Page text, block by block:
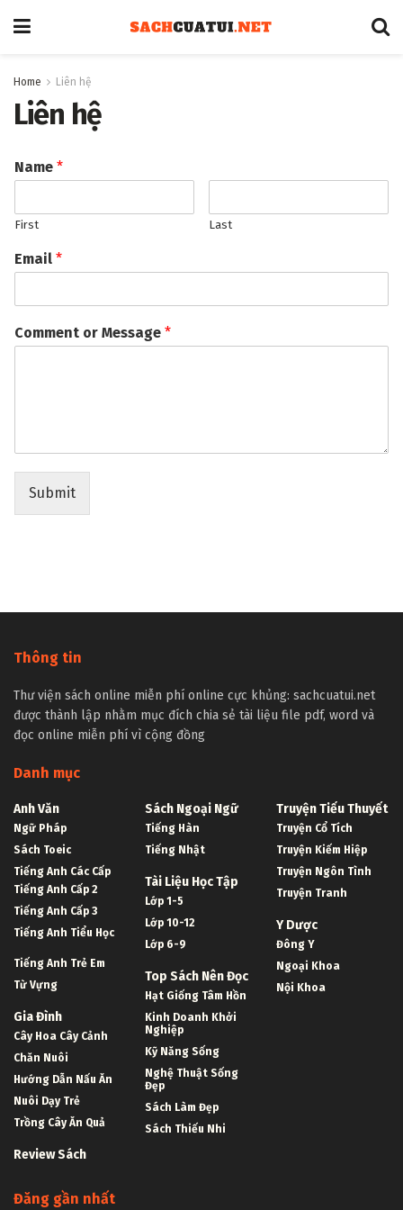
Home Liên hệ
Liên hệ
Name *
First Last
Email *
Comment or Message *
Submit
Thông tin
Thư viện sách online miễn phí online cực khủng: sachcuatui.net
được thành lập nhằm mục đích chia sẻ tài liệu file pdf, word và
đọc online miễn phí vì cộng đồng
Danh mục
Anh Văn
Ngữ Pháp
Sách Toeic
Tiếng Anh Các Cấp
Tiếng Anh Cấp 2
Tiếng Anh Cấp 3
Tiếng Anh Tiểu Học
Tiếng Anh Trẻ Em
Từ Vựng
Gia Đình
Cây Hoa Cây Cảnh
Chăn Nuôi
Hướng Dẫn Nấu Ăn
Nuôi Dạy Trẻ
Trồng Cây Ăn Quả
Review Sách
Sách Ngoại Ngữ
Tiếng Hàn
Tiếng Nhật
Tài Liệu Học Tập
Lớp 1-5
Lớp 10-12
Lớp 6-9
Top Sách Nên Đọc
Hạt Giống Tâm Hồn
Kinh Doanh Khởi
Nghiệp
Kỹ Năng Sống
Nghệ Thuật Sống
Đẹp
Sách Làm Đẹp
Sách Thiếu Nhi
Truyện Tiểu Thuyết
Truyện Cổ Tích
Truyện Kiếm Hiệp
Truyện Ngôn Tình
Truyện Tranh
Y Dược
Đông Y
Ngoại Khoa
Nội Khoa
Đăng gần nhất